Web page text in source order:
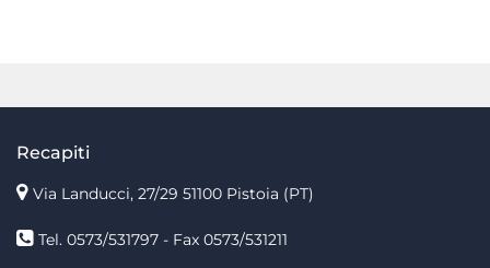
Recapiti
Via Landucci, 27/29 51100 Pistoia (PT)
Tel. 0573/531797 - Fax 0573/531211